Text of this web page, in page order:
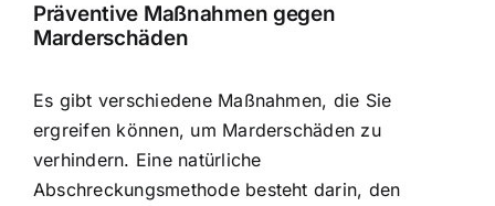
Präventive Maßnahmen gegen
Marderschäden
Es gibt verschiedene Maßnahmen, die Sie
ergreifen können, um Marderschäden zu
verhindern. Eine natürliche
Abschreckungsmethode besteht darin, den